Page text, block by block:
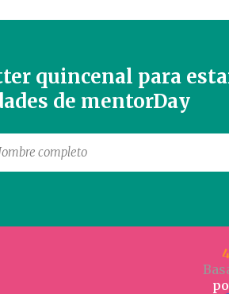
quincenal para
de mentorDay